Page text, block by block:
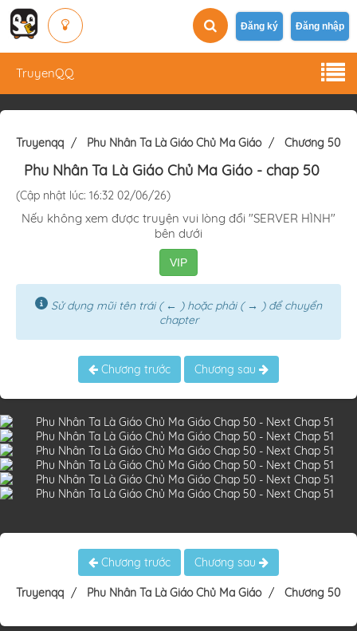
Đăng ký Đăng nhập
TruyenQQ
Truyenqq Phu Nhân Ta Là Giáo Chủ Ma Giáo Chương 50
Phu Nhân Ta Là Giáo Chủ Ma Giáo - chap 50
(Cập nhật lúc: 16:32 02/06/26)
Nếu không xem được truyện vui lòng đổi "SERVER HÌNH"
bên dưới
VIP
Sử dụng mũi tên trái ( ← ) hoặc phải ( → ) để chuyển
chapter
Chương trước Chương sau
Chương trước Chương sau
Truyenqq Phu Nhân Ta Là Giáo Chủ Ma Giáo Chương 50